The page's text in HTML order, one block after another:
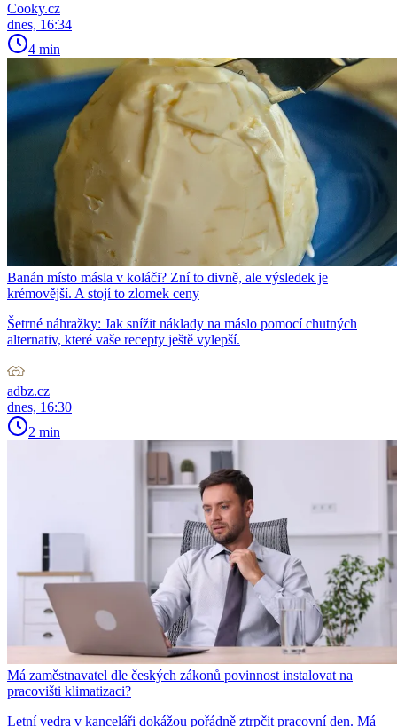
Cooky.cz
dnes, 16:34
4 min
Banán místo másla v koláči? Zní to divně, ale výsledek je
krémovější. A stojí to zlomek ceny
Šetrné náhražky: Jak snížit náklady na máslo pomocí chutných
alternativ, které vaše recepty ještě vylepší.
adbz.cz
dnes, 16:30
2 min
Má zaměstnavatel dle českých zákonů povinnost instalovat na
pracovišti klimatizaci?
Letní vedra v kanceláři dokážou pořádně ztrpčit pracovní den. Má